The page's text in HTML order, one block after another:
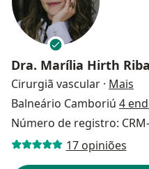
Dra. Marília Hirth
Cirurgiã vascular · Mais
Balneário Camboriú 4
Número de registro:
17 opiniões